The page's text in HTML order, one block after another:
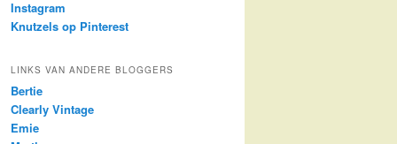
Instagram
Knutzels op Pinterest
LINKS VAN ANDERE BLOGGERS
Bertie
Clearly Vintage
Emie